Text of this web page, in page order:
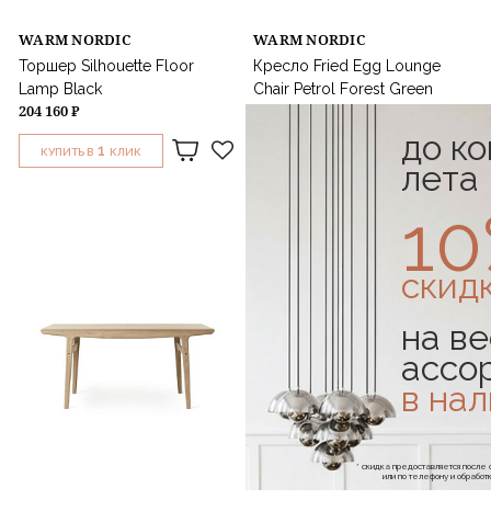
WARM NORDIC
Торшер Silhouette Floor
Lamp Black
204 160 ₽
КУПИТЬ В 1 КЛИК
WARM NORDIC
Кресло Fried Egg Lounge
Chair Petrol Forest Green
687 416 ₽
до
лета
на
в
* скидка предоставляется
или по телефону и